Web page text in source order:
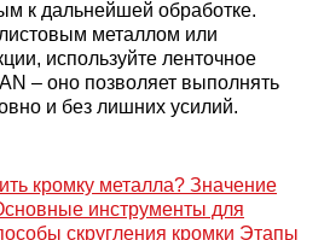
к дальнейшей обработке.
металлом или
используйте ленточное
– оно позволяет выполнять
и без лишних усилий.
кромку металла? Значение
инструменты для
скругления кромки Этапы